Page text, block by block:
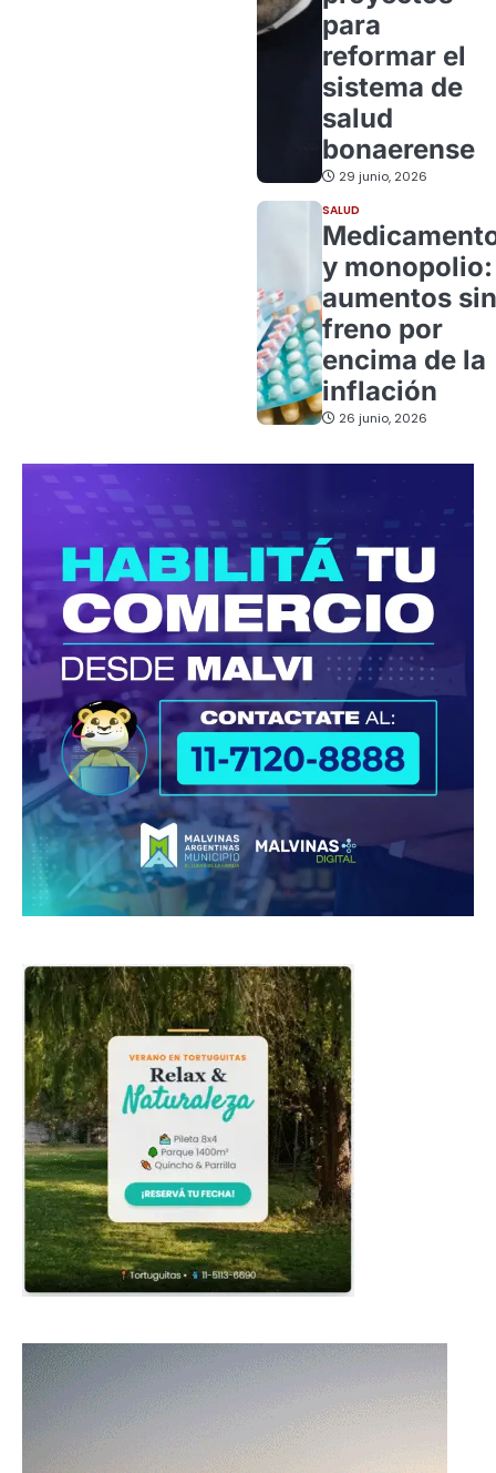
para
reformar el
sistema de
salud
bonaerense
29 junio, 2026
SALUD
y monopolio:
aumentos sin
freno por
encima de la
inflación
26 junio, 2026